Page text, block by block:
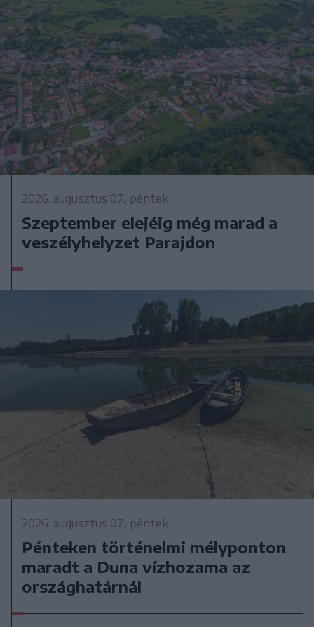
2026. augusztus 07., péntek
Szeptember elejéig még marad a
veszélyhelyzet Parajdon
2026. augusztus 07., péntek
Pénteken történelmi mélyponton
maradt a Duna vízhozama az
országhatárnál